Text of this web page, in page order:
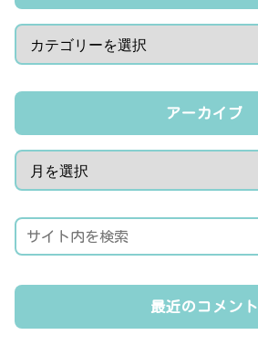
アーカイブ
最近のコメント